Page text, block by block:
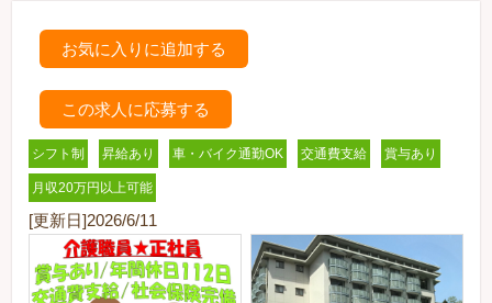
お気に入りに追加する
この求人に応募する
シフト制 昇給あり 車・バイク通勤OK 交通費支給 賞与あり
月収20万円以上可能
[更新日]2026/6/11